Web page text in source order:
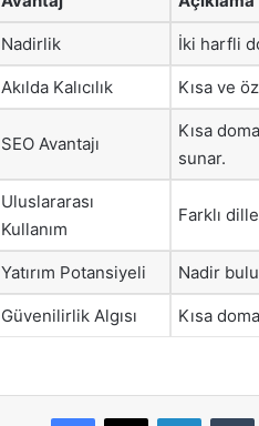
Nadirlik İki harfli
Akılda Kalıcılık Kısa ve
SEO Avantajı
Kısa
sunar.
Uluslararası
Kullanım
Farklı
Yatırım Potansiyeli Nadir
Güvenilirlik Algısı Kısa
Facebook
X LinkedIn